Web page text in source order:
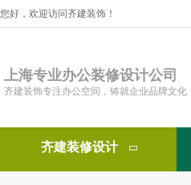
您好，欢迎访问齐建装饰！
上海专业办公装修设计公司
齐建装饰专注办公空间，铸就企业品牌文化
齐建装修设计 